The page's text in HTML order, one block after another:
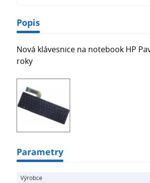
Popis
Nová klávesnice na notebook HP
roky
Parametry
Výrobce